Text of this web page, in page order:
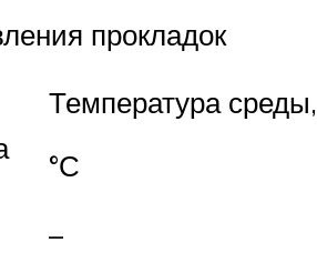
прокладок
Температура среды,
°С
–